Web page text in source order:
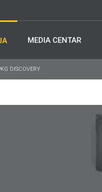
MEDIA CENTAR
DISCOVERY